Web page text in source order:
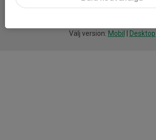
Välj version: Mobil Desktop